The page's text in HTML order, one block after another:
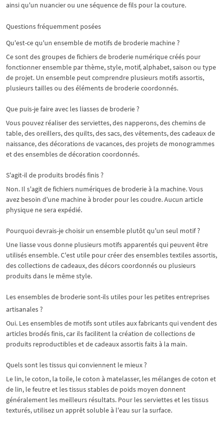
ainsi qu'un nuancier ou une séquence de fils pour la couture.
Questions fréquemment posées
Qu'est-ce qu'un ensemble de motifs de broderie machine ?
Ce sont des groupes de fichiers de broderie numérique créés pour
fonctionner ensemble par thème, style, motif, alphabet, saison ou type
de projet. Un ensemble peut comprendre plusieurs motifs assortis,
plusieurs tailles ou des éléments de broderie coordonnés.
Que puis-je faire avec les liasses de broderie ?
Vous pouvez réaliser des serviettes, des napperons, des chemins de
table, des oreillers, des quilts, des sacs, des vêtements, des cadeaux de
naissance, des décorations de vacances, des projets de monogrammes
et des ensembles de décoration coordonnés.
S'agit-il de produits brodés finis ?
Non. Il s'agit de fichiers numériques de broderie à la machine. Vous
avez besoin d'une machine à broder pour les coudre. Aucun article
physique ne sera expédié.
Pourquoi devrais-je choisir un ensemble plutôt qu'un seul motif ?
Une liasse vous donne plusieurs motifs apparentés qui peuvent être
utilisés ensemble. C'est utile pour créer des ensembles textiles assortis,
des collections de cadeaux, des décors coordonnés ou plusieurs
produits dans le même style.
Les ensembles de broderie sont-ils utiles pour les petites entreprises
artisanales ?
Oui. Les ensembles de motifs sont utiles aux fabricants qui vendent des
articles brodés finis, car ils facilitent la création de collections de
produits reproductibles et de cadeaux assortis faits à la main.
Quels sont les tissus qui conviennent le mieux ?
Le lin, le coton, la toile, le coton à matelasser, les mélanges de coton et
de lin, le feutre et les tissus stables de poids moyen donnent
généralement les meilleurs résultats. Pour les serviettes et les tissus
texturés, utilisez un apprêt soluble à l'eau sur la surface.